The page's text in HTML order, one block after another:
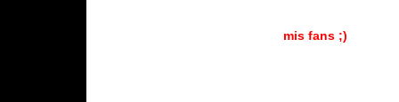
mis fans ;)